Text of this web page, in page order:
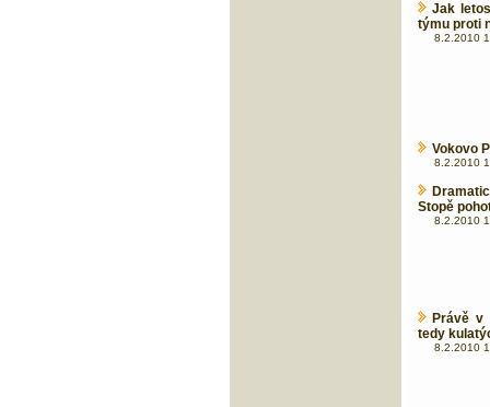
Jak
týmu proti
8.2.2010
Vokovo
8.2.2010
Stopě
8.2.2010
Právě v
tedy
8.2.2010